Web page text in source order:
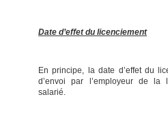
Date d’effet du licenciement
En principe, la date d’effet du
d’envoi par l’employeur de la
salarié.